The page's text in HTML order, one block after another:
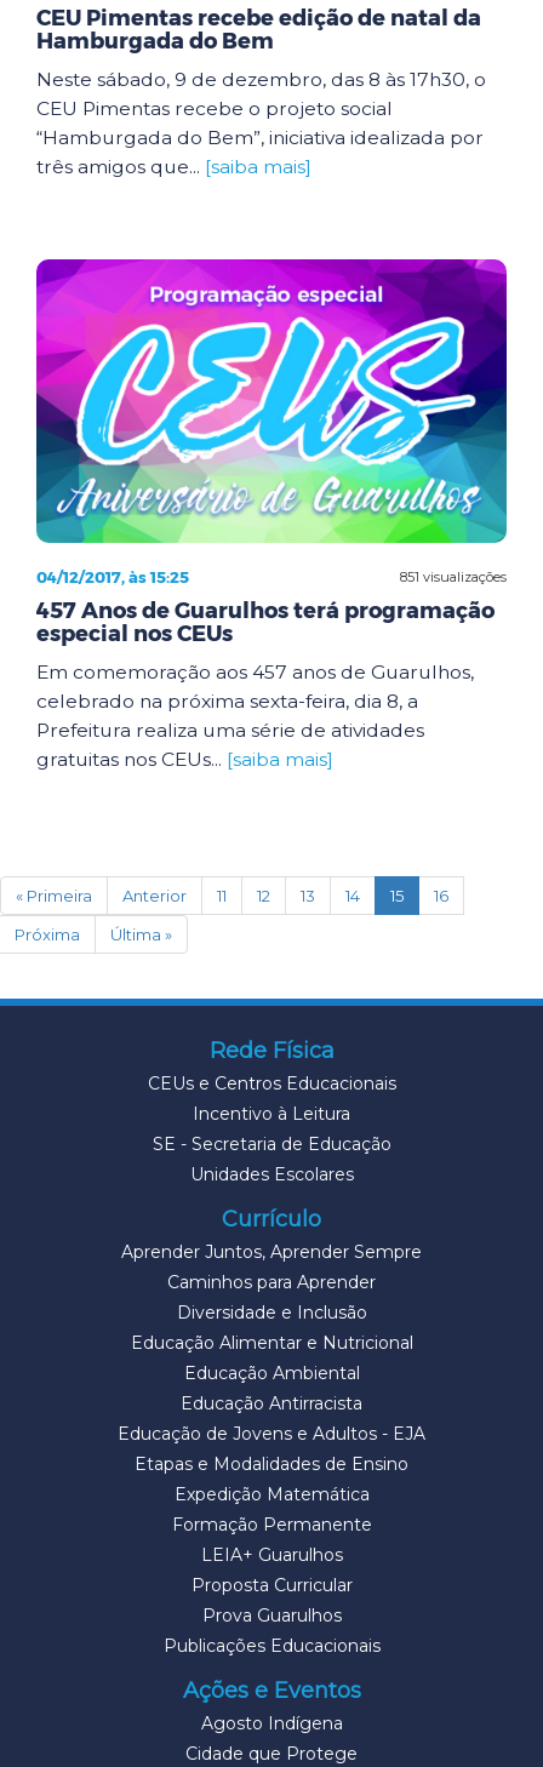
CEU Pimentas recebe edição de natal da
Hamburgada do Bem
Neste sábado, 9 de dezembro, das 8 às 17h30, o
CEU Pimentas recebe o projeto social
“Hamburgada do Bem”, iniciativa idealizada por
três amigos que... [saiba mais]
851 visualizações
04/12/2017, às 15:25
457 Anos de Guarulhos terá programação
especial nos CEUs
Em comemoração aos 457 anos de Guarulhos,
celebrado na próxima sexta-feira, dia 8, a
Prefeitura realiza uma série de atividades
gratuitas nos CEUs... [saiba mais]
« Primeira Anterior 11 12 13 14 15(current)
16
Próxima
Última »
Rede Física
CEUs e Centros Educacionais
Incentivo à Leitura
SE - Secretaria de Educação
Unidades Escolares
Currículo
Aprender Juntos, Aprender Sempre
Caminhos para Aprender
Diversidade e Inclusão
Educação Alimentar e Nutricional
Educação Ambiental
Educação Antirracista
Educação de Jovens e Adultos - EJA
Etapas e Modalidades de Ensino
Expedição Matemática
Formação Permanente
LEIA+ Guarulhos
Proposta Curricular
Prova Guarulhos
Publicações Educacionais
Ações e Eventos
Agosto Indígena
Cidade que Protege